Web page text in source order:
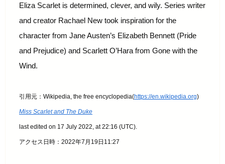
Eliza Scarlet is determined, clever, and wily. Series writer
and creator Rachael New took inspiration for the
character from Jane Austen’s Elizabeth Bennett (Pride
and Prejudice) and Scarlett O’Hara from Gone with the
Wind.
引用元：Wikipedia, the free encyclopedia(https://en.wikipedia.org)
Miss Scarlet and The Duke
last edited on 17 July 2022, at 22:16 (UTC).
アクセス日時：2022年7月19日11:27